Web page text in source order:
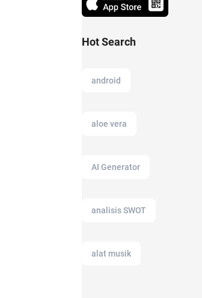
Hot Search
android
aloe vera
AI Generator
analisis SWOT
alat musik